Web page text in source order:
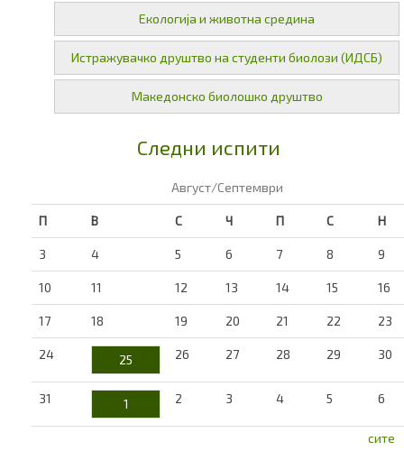
Екологија и животна средина
Истражувачко друштво на студенти биолози (ИДСБ)
Македонско биолошко друштво
Следни испити
Август/Септември
П В С Ч П С Н
3 4 5 6 7 8 9
10 11 12 13 14 15 16
17 18 19 20 21 22 23
24 25 26 27 28 29 30
31 1 2 3 4 5 6
сите